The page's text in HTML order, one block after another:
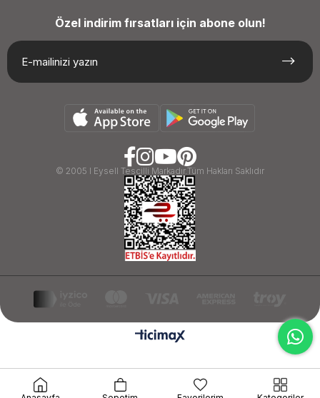
Özel indirim fırsatları için abone olun!
© 2005 I Eysell Tescilli Markadır.Tüm Hakları Saklıdır
google-site-verification=ByIDT3gYn3hnnSRxh2U7-